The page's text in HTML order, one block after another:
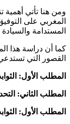
ومن هنا تأتي أهمية
المغربي على
المستدامة والسيادة
كما أن دراسة هذا
القصور التي
المطلب الأول:
المطلب الثاني:
المطلب الأول: